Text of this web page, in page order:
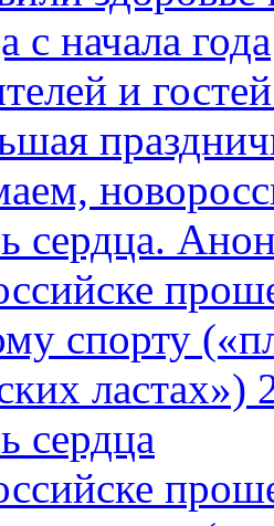
с начала года
и
сердца.
спорту
сердца